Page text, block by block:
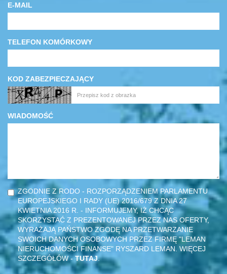
E-MAIL
TELEFON KOMÓRKOWY
KOD ZABEZPIECZAJĄCY
WIADOMOŚĆ
ZGODNIE Z RODO - ROZPORZĄDZENIEM PARLAMENTU
EUROPEJSKIEGO I RADY (UE) 2016/679 Z DNIA 27
KWIETNIA 2016 R. - INFORMUJEMY, IŻ CHCĄC
SKORZYSTAĆ Z PREZENTOWANEJ PRZEZ NAS OFERTY,
WYRAŻAJĄ PAŃSTWO ZGODĘ NA PRZETWARZANIE
SWOICH DANYCH OSOBOWYCH PRZEZ FIRMĘ "LEMAN
NIERUCHOMOŚCI FINANSE" RYSZARD LEMAN. WIĘCEJ
SZCZEGÓŁÓW -TUTAJ.